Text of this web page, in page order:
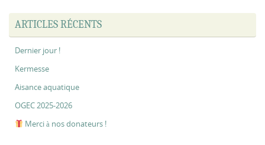
ARTICLES RÉCENTS
Dernier jour !
Kermesse
Aisance aquatique
OGEC 2025-2026
Merci à nos donateurs !